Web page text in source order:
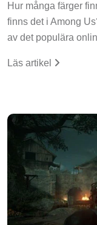
Hur många färger
finns det i Among
av det populära
Läs artikel